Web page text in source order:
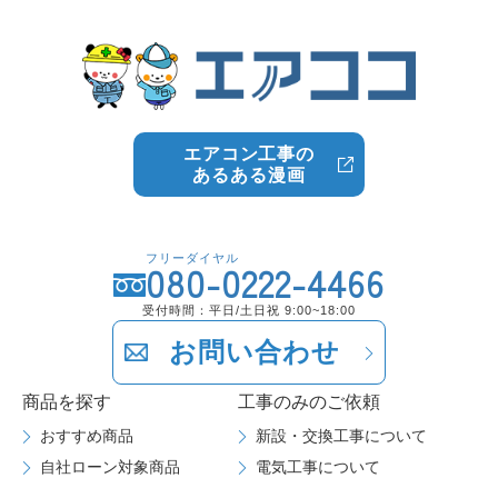
エアコン工事の
あるある漫画
フリーダイヤル
080-0222-4466
受付時間：平日/土日祝 9:00~18:00
お問い合わせ
商品を探す
おすすめ商品
自社ローン対象商品
工事のみのご依頼
新設・交換工事について
電気工事について